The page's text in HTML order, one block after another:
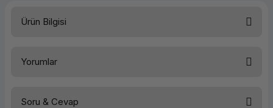
Ürün Bilgisi
Yorumlar
Soru & Cevap